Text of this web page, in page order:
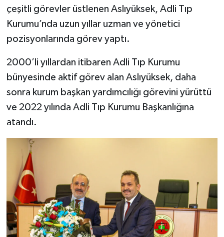
çeşitli görevler üstlenen Aslıyüksek, Adli Tıp
Kurumu’nda uzun yıllar uzman ve yönetici
pozisyonlarında görev yaptı.
2000’li yıllardan itibaren Adli Tıp Kurumu
bünyesinde aktif görev alan Aslıyüksek, daha
sonra kurum başkan yardımcılığı görevini yürüttü
ve 2022 yılında Adli Tıp Kurumu Başkanlığına
atandı.